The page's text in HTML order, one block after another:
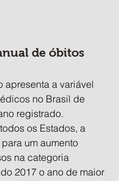
de óbitos
apresenta a variável
no Brasil de
registrado.
os Estados, a
um aumento
na categoria
2017 o ano de maior